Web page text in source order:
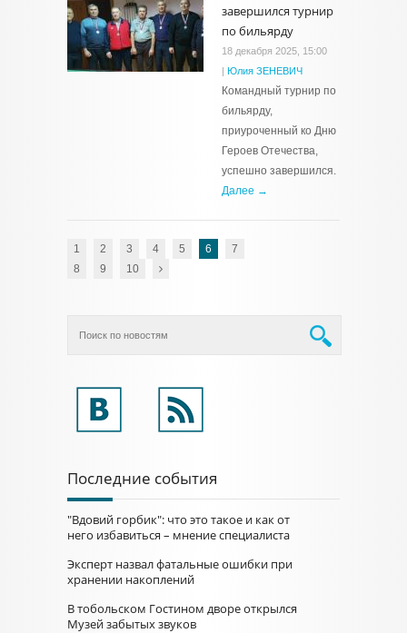
завершился турнир
по бильярду
18 декабря 2025, 15:00
| Юлия ЗЕНЕВИЧ
Командный турнир по
бильярду,
приуроченный ко Дню
Героев Отечества,
успешно завершился.
Далее →
1 2 3 4 5 6
7
8
9 10
Последние события
"Вдовий горбик": что это такое и как от
него избавиться – мнение специалиста
Эксперт назвал фатальные ошибки при
хранении накоплений
В тобольском Гостином дворе открылся
Музей забытых звуков